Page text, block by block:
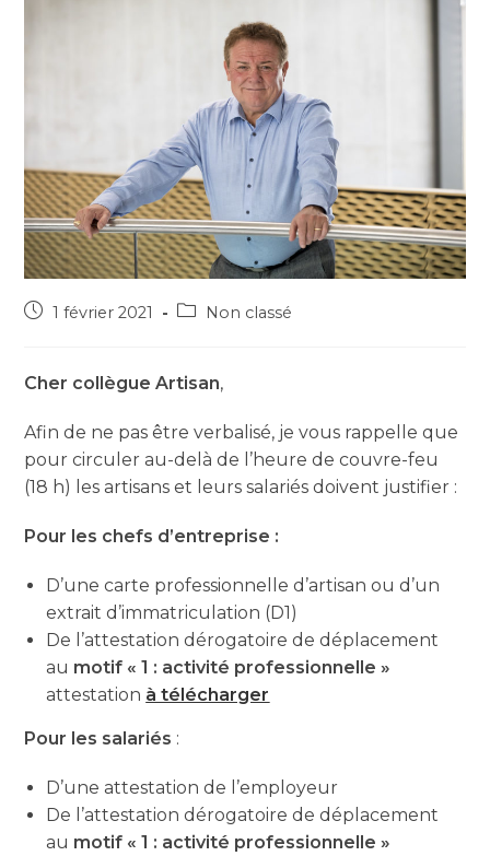
1 février 2021 Non classé
Cher collègue Artisan,
Afin de ne pas être verbalisé, je vous rappelle que
pour circuler au-delà de l’heure de couvre-feu
(18 h) les artisans et leurs salariés doivent justifier :
Pour les chefs d’entreprise :
D’une carte professionnelle d’artisan ou d’un
extrait d’immatriculation (D1)
De l’attestation dérogatoire de déplacement
au motif « 1 : activité professionnelle »
attestation à télécharger
Pour les salariés :
D’une attestation de l’employeur
De l’attestation dérogatoire de déplacement
au motif « 1 : activité professionnelle »